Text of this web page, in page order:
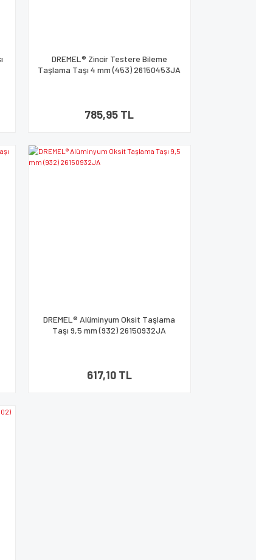
DREMEL® Zincir Testere Bileme
Taşlama Taşı 4 mm (453) 26150453JA
785,95 TL
DREMEL® Alüminyum Oksit Taşlama
Taşı 9,5 mm (932) 26150932JA
617,10 TL